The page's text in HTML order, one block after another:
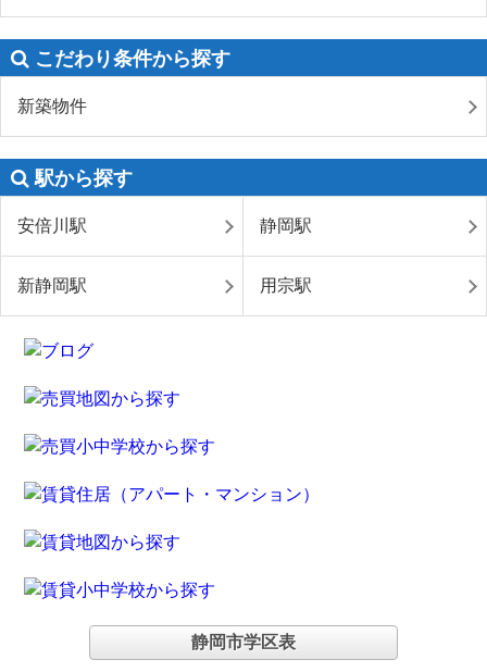
こだわり条件から探す
新築物件
駅から探す
安倍川駅 静岡駅
新静岡駅 用宗駅
静岡市学区表